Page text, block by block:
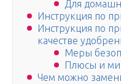
Для
Инструкция по
Инструкция по
качестве
Меры
Плюсы и
Чем можно